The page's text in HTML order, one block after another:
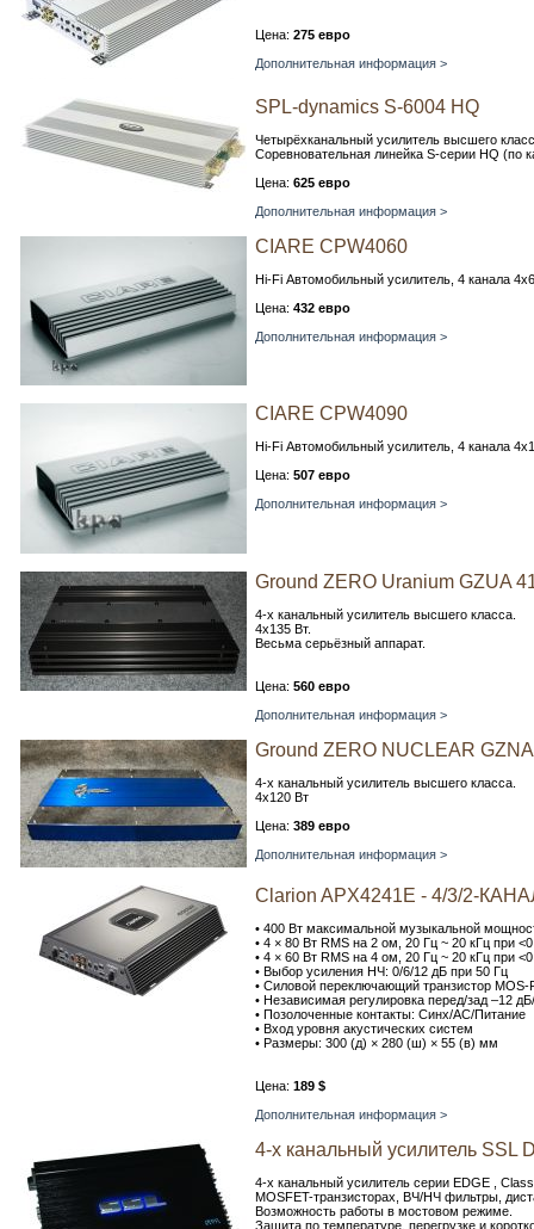
Цена: 275 евро
Дополнительная информация >
SPL-dynamics S-6004 HQ
Четырёхканальный усилитель высшего
Соревновательная линейка S-серии HQ (по
Цена: 625 евро
Дополнительная информация >
CIARE CPW4060
Hi-Fi Автомобильный усилитель, 4 канала
Цена: 432 евро
Дополнительная информация >
CIARE CPW4090
Hi-Fi Автомобильный усилитель, 4 канала
Цена: 507 евро
Дополнительная информация >
Ground ZERO Uranium GZUA
4-х канальный усилитель высшего класса.
4х135 Вт.
Весьма серьёзный аппарат.
Цена: 560 евро
Дополнительная информация >
Ground ZERO NUCLEAR
4-х канальный усилитель высшего класса.
4х120 Вт
Цена: 389 евро
Дополнительная информация >
Clarion APX4241E - 4/3/2-
• 400 Вт максимальной музыкальной
• 4 × 80 Вт RMS на 2 ом, 20 Гц ~ 20 кГц при
• 4 × 60 Вт RMS на 4 ом, 20 Гц ~ 20 кГц при
• Выбор усиления НЧ: 0/6/12 дБ при 50 Гц
• Силовой переключающий транзистор MOS-
• Независимая регулировка перед/зад –12
• Позолоченные контакты: Синх/АС/Питание
• Вход уровня акустических систем
• Размеры: 300 (д) × 280 (ш) × 55 (в) мм
Цена: 189 $
Дополнительная информация >
4-х канальный усилитель SSL
4-х канальный усилитель серии EDGE ,
MOSFET-транзисторах, ВЧ/НЧ фильтры,
Возможность работы в мостовом режиме.
Защита по температуре, перегрузке и